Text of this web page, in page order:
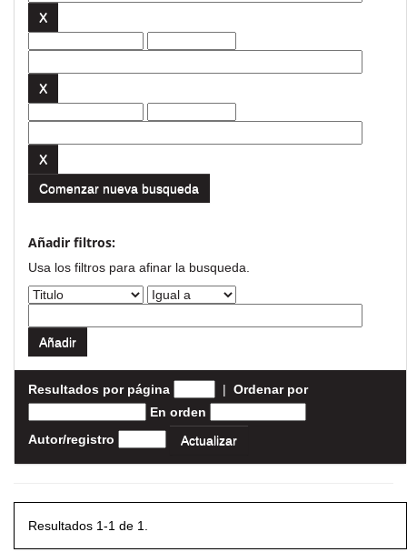
Comenzar nueva busqueda
Añadir filtros:
Usa los filtros para afinar la busqueda.
Resultados por página | Ordenar por
En orden
Autor/registro
Resultados 1-1 de 1.